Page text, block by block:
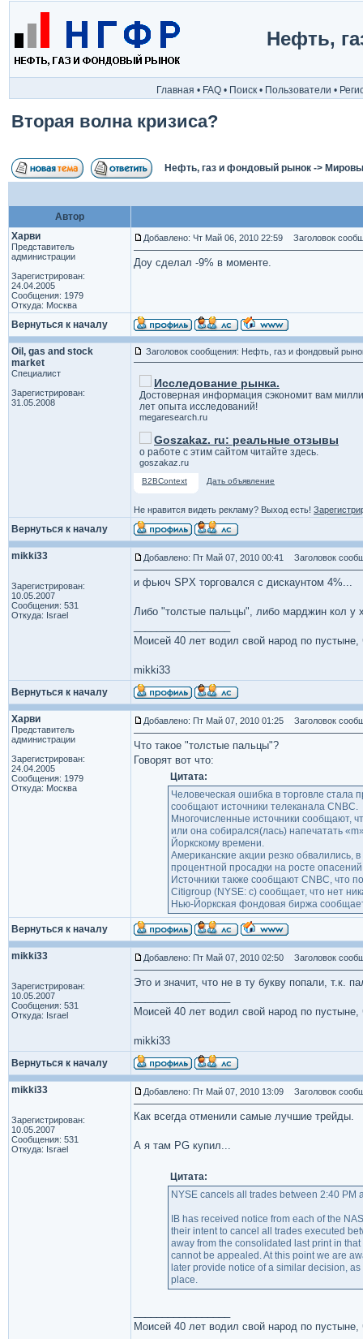
Нефть,
Главная • FAQ • Поиск • Пользователи •
Вторая волна кризиса?
Нефть, газ и фондовый рынок ->
Автор
Харви
Представитель
администрации
Зарегистрирован:
24.04.2005
Сообщения: 1979
Откуда: Москва
Добавлено: Чт Май 06, 2010 22:59 Заголовок
Доу сделал -9% в моменте.
Вернуться к началу
Oil, gas and stock
market
Специалист
Зарегистрирован:
31.05.2008
Заголовок сообщения: Нефть, газ и фондовый
Исследование рынка.
Достоверная информация сэкономит вам
лет опыта исследований!
megaresearch.ru
Goszakaz. ru: реальные отзывы
о работе с этим сайтом читайте здесь.
goszakaz.ru
B2BContext Дать объявление
Не нравится видеть рекламу? Выход есть!
Вернуться к началу
mikki33
Зарегистрирован:
10.05.2007
Сообщения: 531
Откуда: Israel
Добавлено: Пт Май 07, 2010 00:41 Заголовок
и фьюч SPX торговался с дискаунтом 4%...
Либо "толстые пальцы", либо марджин кол у
Моисей 40 лет водил свой народ по
mikki33
Вернуться к началу
Харви
Представитель
администрации
Зарегистрирован:
24.04.2005
Сообщения: 1979
Откуда: Москва
Добавлено: Пт Май 07, 2010 01:25 Заголовок
Что такое "толстые пальцы"?
Говорят вот что:
Цитата:
Человеческая ошибка в торговле стала
сообщают источники телеканала CNBC.
Многочисленные источники сообщают,
или она собирался(лась) напечатать
Йоркскому времени.
Американские акции резко обвалились,
процентной просадки на росте
Источники также сообщают CNBC, что
Citigroup (NYSE: c) сообщает, что нет
Нью-Йоркская фондовая биржа
Вернуться к началу
mikki33
Зарегистрирован:
10.05.2007
Сообщения: 531
Откуда: Israel
Добавлено: Пт Май 07, 2010 02:50 Заголовок
Это и значит, что не в ту букву попали, т.к.
Моисей 40 лет водил свой народ по
mikki33
Вернуться к началу
mikki33
Зарегистрирован:
10.05.2007
Сообщения: 531
Откуда: Israel
Добавлено: Пт Май 07, 2010 13:09 Заголовок
Как всегда отменили самые лучшие трейды.
А я там PG купил...
Цитата:
NYSE cancels all trades between 2:40 PM
IB has received notice from each of the
their intent to cancel all trades executed
away from the consolidated last print in
cannot be appealed. At this point we are
later provide notice of a similar decision,
place.
Моисей 40 лет водил свой народ по